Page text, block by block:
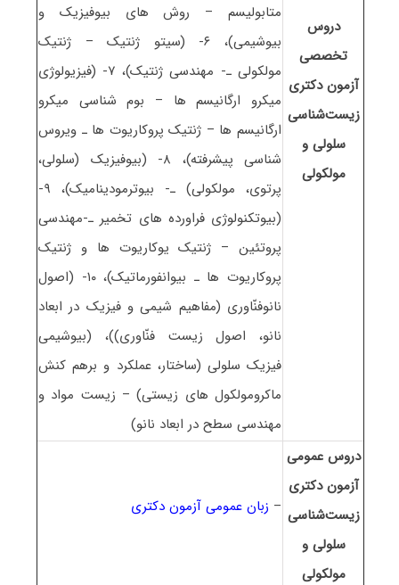
دروس
تخصصی
آزمون دکتری
زیست‌شناسی
سلولی و
مولکولی
متابولیسم – روش های بیوفیزیک و
بیوشیمی)، ۶- (سیتو ژنتیک – ژنتیک
مولکولی ـ- مهندسی ژنتیک)، ۷- (فیزیولوژی
میکرو ارگانیسم ها – بوم شناسی میکرو
ارگانیسم ها – ژنتیک پروکاریوت ها ـ ویروس
شناسی پیشرفته)، ۸- (بیوفیزیک (سلولی،
پرتوی، مولکولی) ـ- بیوترمودینامیک)، ۹-
(بیوتکنولوژی فراورده های تخمیر ـ-مهندسی
پروتئین – ژنتیک یوکاریوت ها و ژنتیک
پروکاریوت ها ـ بیوانفورماتیک)، ۱۰- (اصول
نانوفنّاوری (مفاهیم شیمی و فیزیک در ابعاد
نانو، اصول زیست فنّاوری))، (بیوشیمی
فیزیک سلولی (ساختار، عملکرد و برهم کنش
ماکرومولکول های زیستی) – زیست مواد و
مهندسی سطح در ابعاد نانو)
دروس عمومی
آزمون دکتری
زیست‌شناسی
سلولی و
مولکولی
– زبان عمومی آزمون دکتری